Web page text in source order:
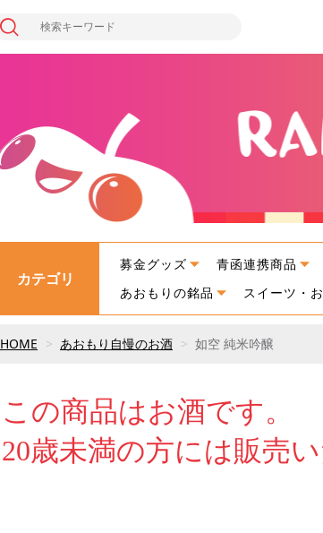
カテゴリ
募金グッズ 青函連携商品
あおもりの銘品
スイーツ・
HOME あおもり自慢のお酒 如空 純米吟醸
この商品はお酒です。
20歳未満の方には販売い